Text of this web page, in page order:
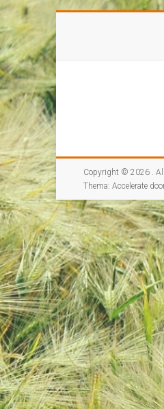
naar
inhoud
Copyright © 2026 .
Thema: Accelerate